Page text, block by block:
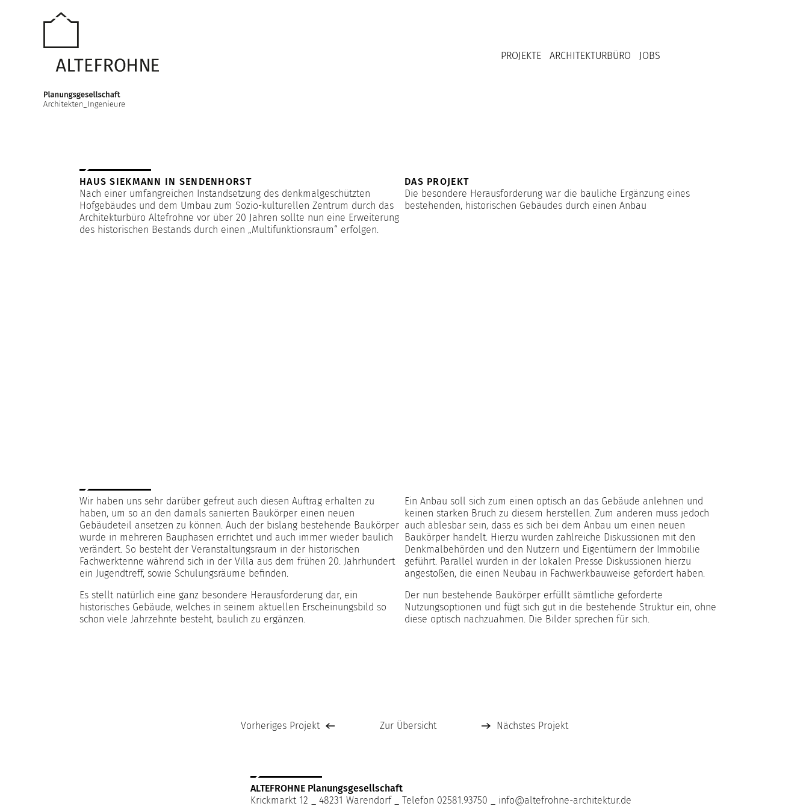
PROJEKTE ARCHITEKTURBÜRO JOBS
HAUS SIEKMANN IN SENDENHORST
Nach einer umfangreichen Instandsetzung des denkmalgeschützten
Hofgebäudes und dem Umbau zum Sozio-kulturellen Zentrum durch das
Architekturbüro Altefrohne vor über 20 Jahren sollte nun eine Erweiterung
des historischen Bestands durch einen „Multifunktionsraum“ erfolgen.
DAS PROJEKT
Die besondere Herausforderung war die bauliche Ergänzung eines
bestehenden, historischen Gebäudes durch einen Anbau
Wir haben uns sehr darüber gefreut auch diesen Auftrag erhalten zu
haben, um so an den damals sanierten Baukörper einen neuen
Gebäudeteil ansetzen zu können. Auch der bislang bestehende Baukörper
wurde in mehreren Bauphasen errichtet und auch immer wieder baulich
verändert. So besteht der Veranstaltungsraum in der historischen
Fachwerktenne während sich in der Villa aus dem frühen 20. Jahrhundert
ein Jugendtreff, sowie Schulungsräume befinden.
Es stellt natürlich eine ganz besondere Herausforderung dar, ein
historisches Gebäude, welches in seinem aktuellen Erscheinungsbild so
schon viele Jahrzehnte besteht, baulich zu ergänzen.
Ein Anbau soll sich zum einen optisch an das Gebäude anlehnen und
keinen starken Bruch zu diesem herstellen. Zum anderen muss jedoch
auch ablesbar sein, dass es sich bei dem Anbau um einen neuen
Baukörper handelt. Hierzu wurden zahlreiche Diskussionen mit den
Denkmalbehörden und den Nutzern und Eigentümern der Immobilie
geführt. Parallel wurden in der lokalen Presse Diskussionen hierzu
angestoßen, die einen Neubau in Fachwerkbauweise gefordert haben.
Der nun bestehende Baukörper erfüllt sämtliche geforderte
Nutzungsoptionen und fügt sich gut in die bestehende Struktur ein, ohne
diese optisch nachzuahmen. Die Bilder sprechen für sich.
Vorheriges Projekt Zur Übersicht Nächstes Projekt
ALTEFROHNE Planungsgesellschaft
Krickmarkt 12 _ 48231 Warendorf _ Telefon 02581.93750
info@altefrohne-architektur.de